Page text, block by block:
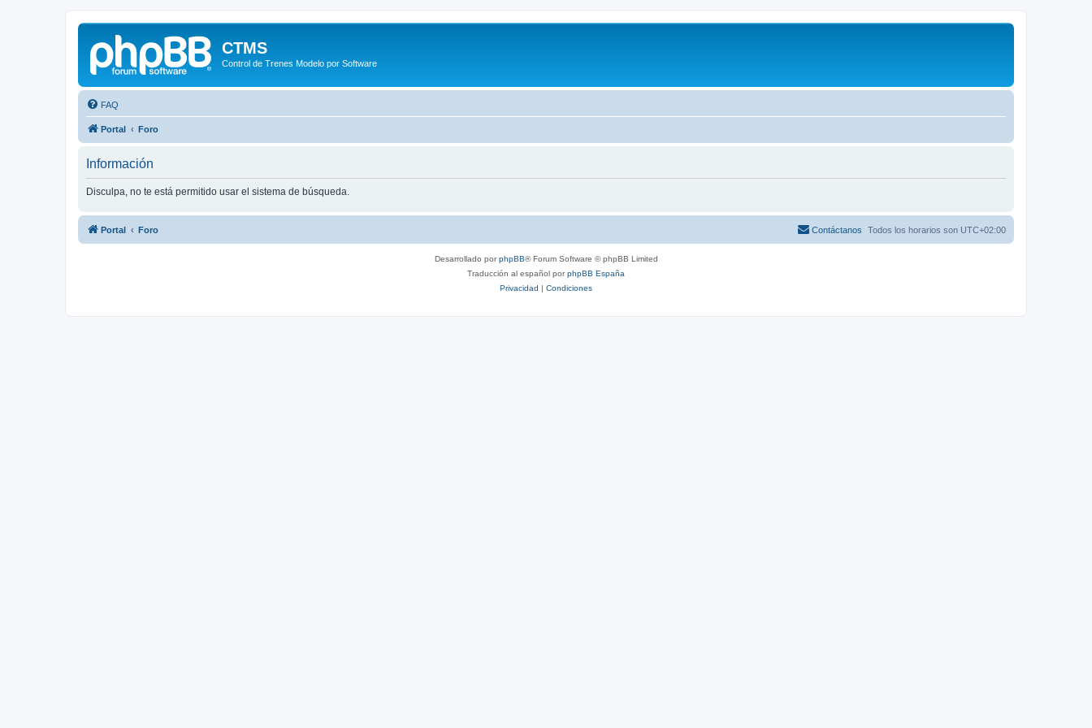
CTMS
Control de Trenes Modelo por Software
FAQ
Portal Foro
Información
Disculpa, no te está permitido usar el sistema de búsqueda.
Portal Foro Todos los horarios son UTC+02:00
Contáctanos
Desarrollado porphpBB® Forum Software © phpBB Limited
Traducción al español porphpBB España
Privacidad | Condiciones